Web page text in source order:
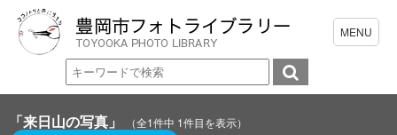
「来日山の写真」 （全1件中 1件目を表示）